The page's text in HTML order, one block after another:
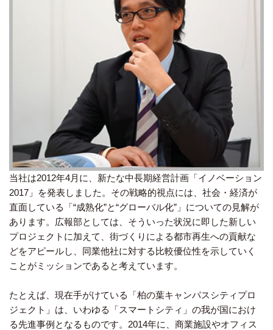
当社は2012年4月に、新たな中長期経営計画「イノベーション
2017」を発表しました。その戦略的視点には、社会・経済が
直面している「“成熟化”と“グローバル化”」についての見解が
あります。広報部としては、そういった状況に即した新しい
プロジェクトに加えて、街づくりによる都市再生への貢献な
どをアピールし、同業他社に対する比較優位性を示していく
ことがミッションであると考えています。
たとえば、現在手がけている「柏の葉キャンパスシティプロ
ジェクト」は、いわゆる「スマートシティ」の我が国におけ
る先進事例となるものです。2014年に、商業施設やオフィス